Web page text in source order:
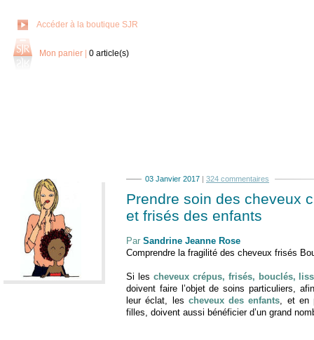
Accéder à la boutique SJR
Mon panier 0 article(s)
03 Janvier 2017 | 324 commentaires
Prendre soin des cheveux
et frisés des enfants
Par Sandrine Jeanne Rose
Comprendre la fragilité des cheveux frisés
Si les cheveux crépus, frisés, bouclés,
doivent faire l’objet de soins particuliers,
leur éclat, les cheveux des enfants, et en
filles, doivent aussi bénéficier d’un grand